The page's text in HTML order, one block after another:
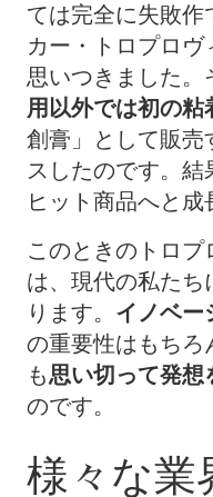
ては完全に失敗作
カー・トロプロヴ
思いつきました。
用以外では初の粘
創膏」として販売
スしたのです。
ヒット商品へと成
このときのトロ
は、現代の私たち
ります。 イノベー
の重要性はもちろ
も思い切って発想
のです。
様々な業